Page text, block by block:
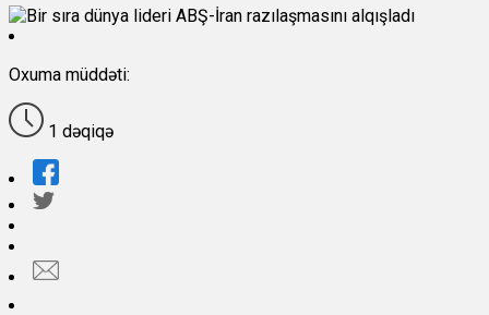
Oxuma müddəti:
1 dəqiqə